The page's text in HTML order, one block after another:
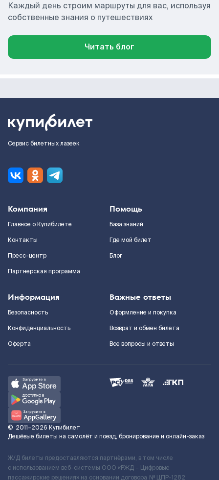
Каждый день строим маршруты для вас, используя
собственные знания о путешествиях
Читать блог
Сервис билетных лазеек
Компания
Главное о Купибилете
Контакты
Пресс-центр
Партнерская программа
Помощь
База знаний
Где мой билет
Блог
Информация
Безопасность
Конфиденциальность
Оферта
Важные ответы
Оформление и покупка
Возврат и обмен билета
Все вопросы и ответы
© 2011–2026 Купибилет
Дешёвые билеты на самолёт и поезд, бронирование и онлайн-заказ
Ж/Д билеты предоставляются партнёрами, в том числе
с использованием веб-системы ООО «РЖД – Цифровые
пассажирские решения» на основании договора № ЦПР-1282